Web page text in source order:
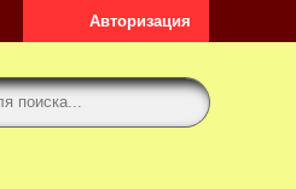
Авторизация